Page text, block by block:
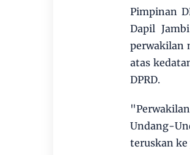
Pimpinan
Dapil
perwakilan
atas
DPRD.
Undang-
teruskan ke